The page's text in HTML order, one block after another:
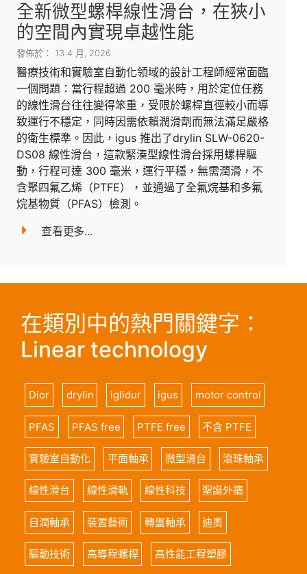
全新微型螺桿線性滑台，在狹小
的空間內實現卓越性能
發佈於： 13 4 月, 2026
醫療技術和實驗室自動化領域的設計工程師經常面臨
一個問題：當行程超過 200 毫米時，用於定位任務
的線性滑台往往變得笨重，受限於螺桿直徑較小而導
致運行不穩定，同時因需依賴潤滑劑而無法滿足嚴格
的衛生標準。因此，igus 推出了drylin SLW-0620-
DS08 線性滑台，這款緊湊型線性滑台採用螺桿驅
動，行程可達 300 毫米，運行平穩，無需潤滑，不
含聚四氟乙烯（PTFE），並通過了全氟烷基和多氟
烷基物質（PFAS）檢測。
查看更多...
在類別中的熱門關鍵字：
Linear technology
Dior drylin iglidur igus motor control
PFAS PFAS free PTFE free 不含 PTFE
實驗室自動化 平面軸承 微型滑台 滾珠軸承
線性滑台 線性滑軌 線性科技 聖誕外牆
自潤軸承 裝置藝術 轉盤軸承 迪奧
驅動技術 高導程螺桿 高性能工程塑膠